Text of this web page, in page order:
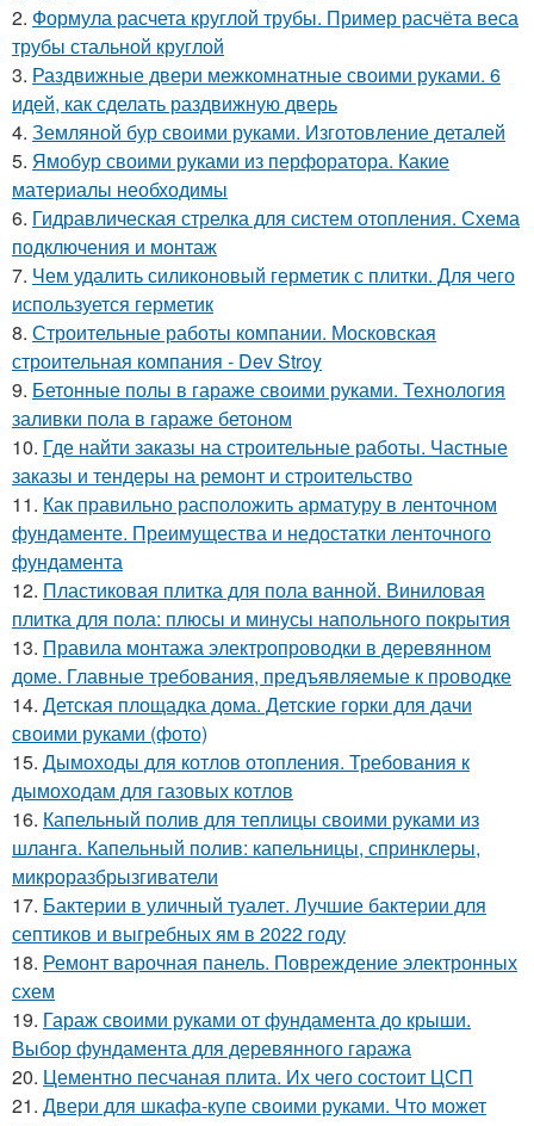
2. Формула расчета круглой трубы. Пример расчёта веса
трубы стальной круглой
3. Раздвижные двери межкомнатные своими руками. 6
идей, как сделать раздвижную дверь
4. Земляной бур своими руками. Изготовление деталей
5. Ямобур своими руками из перфоратора. Какие
материалы необходимы
6. Гидравлическая стрелка для систем отопления. Схема
подключения и монтаж
7. Чем удалить силиконовый герметик с плитки. Для чего
используется герметик
8. Строительные работы компании. Московская
строительная компания - Dev Stroy
9. Бетонные полы в гараже своими руками. Технология
заливки пола в гараже бетоном
10. Где найти заказы на строительные работы. Частные
заказы и тендеры на ремонт и строительство
11. Как правильно расположить арматуру в ленточном
фундаменте. Преимущества и недостатки ленточного
фундамента
12. Пластиковая плитка для пола ванной. Виниловая
плитка для пола: плюсы и минусы напольного покрытия
13. Правила монтажа электропроводки в деревянном
доме. Главные требования, предъявляемые к проводке
14. Детская площадка дома. Детские горки для дачи
своими руками (фото)
15. Дымоходы для котлов отопления. Требования к
дымоходам для газовых котлов
16. Капельный полив для теплицы своими руками из
шланга. Капельный полив: капельницы, спринклеры,
микроразбрызгиватели
17. Бактерии в уличный туалет. Лучшие бактерии для
септиков и выгребных ям в 2022 году
18. Ремонт варочная панель. Повреждение электронных
схем
19. Гараж своими руками от фундамента до крыши.
Выбор фундамента для деревянного гаража
20. Цементно песчаная плита. Их чего состоит ЦСП
21. Двери для шкафа-купе своими руками. Что может